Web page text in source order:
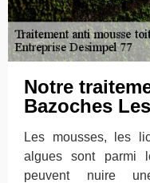
Notre
Bazoches
Les mousses, les
algues sont parmi
peuvent nuire